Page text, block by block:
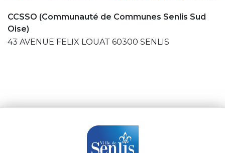
CCSSO (Communauté de Communes Senlis Sud
Oise)
43 AVENUE FELIX LOUAT 60300 SENLIS